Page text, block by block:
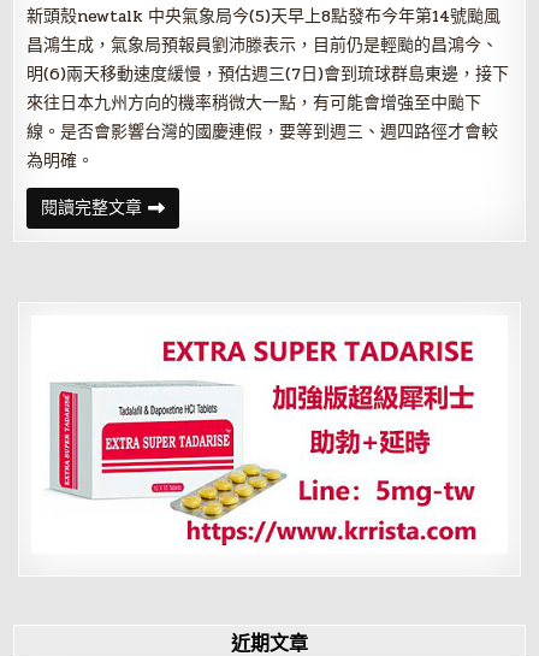
新頭殼newtalk 中央氣象局今(5)天早上8點發布今年第14號颱風
昌鴻生成，氣象局預報員劉沛滕表示，目前仍是輕颱的昌鴻今、
明(6)兩天移動速度緩慢，預估週三(7日)會到琉球群島東邊，接下
來往日本九州方向的機率稍微大一點，有可能會增強至中颱下
線。是否會影響台灣的國慶連假，要等到週三、週四路徑才會較
為明確。
閱讀完整文章輕
颱
「昌
強
颱！
氣
象
局：
7、
8
日
路
徑
鍵
近期文章